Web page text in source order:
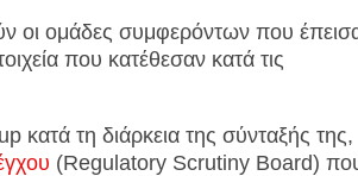
οι ομάδες συμφερόντων που
που κατέθεσαν κατά τις
τη διάρκεια της σύνταξής της,
(Regulatory Scrutiny Board)